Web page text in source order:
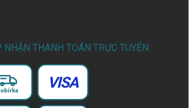
NHẬN THANH TOÁN TRỰC TUYẾN
VISA